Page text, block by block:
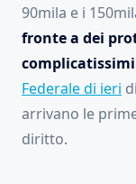
90mila e i
fronte a dei
Federale di ieri
arrivano le
diritto.